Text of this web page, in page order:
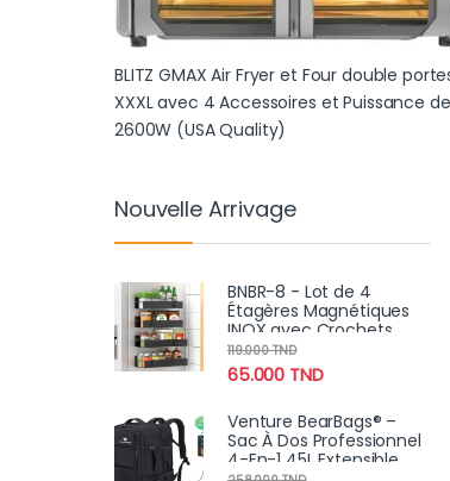
BLITZ GMAX Air Fryer et Four double
XXXL avec 4 Accessoires et Puissance de
2600W (USA Quality)
Nouvelle Arrivage
BNBR-8 - Lot de 4
Étagères Magnétiques
INOX avec Crochets
Rangement Pratique
Cuisine Salle de Bain
Réfrigérateur
65.000 TND
119.000TND
Venture BearBags® –
Sac À Dos Professionnel
4-En-1 45L Extensible